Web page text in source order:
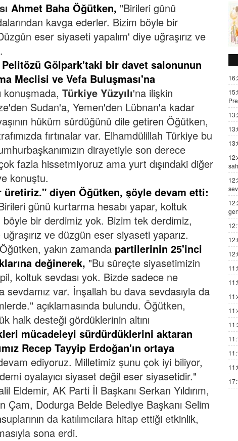
Ahmet Baha Öğütken, "Birileri günü
kavga ederler. Bizim böyle bir
eser siyaseti yapalım' diye uğraşırız ve
Gölpark'taki bir davet salonunun
Meclisi ve Vefa Buluşması'na
konuşmada, Türkiye Yüzyılı'na ilişkin
Sudan'a, Yemen'den Lübnan'a kadar
hüküm sürdüğünü dile getiren Öğütken,
fırtınalar var. Elhamdülillah Türkiye bu
dirayetiyle son derece
fazla hissetmiyoruz ama yurt dışındaki diğer
konuştu.
diyen Öğütken, şöyle devam etti:
günü kurtarma hesabı yapar, koltuk
bir derdimiz yok. Bizim tek derdimiz,
ve düzgün eser siyaseti yaparız.
Öğütken, yakın zamanda partilerinin 25'inci
değinerek, "Bu süreçte siyasetimizin
koltuk sevdası yok. Bizde sadece ne
sevdamız var. İnşallah bu dava sevdasıyla da
açıklamasında bulundu. Öğütken,
halk desteği gördüklerinin altını
mücadeleyi sürdürdüklerini aktaran
Recep Tayyip Erdoğan'ın ortaya
ediyoruz. Milletimiz şunu çok iyi biliyor,
oyalayıcı siyaset değil eser siyasetidir."
Eldemir, AK Parti İl Başkanı Serkan Yıldırım,
Çam, Dodurga Belde Belediye Başkanı Selim
da katılımcılara hitap ettiği etkinlik,
sona erdi.